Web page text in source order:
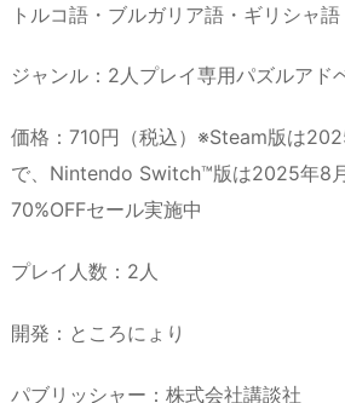
トルコ語・ブルガリア語・ギリシャ語
ジャンル：2人プレイ専用パズルアド
価格：710円（税込）※Steam版は
で、Nintendo Switch™版は2025年8月
70%OFFセール実施中
プレイ人数：2人
開発：ところにょり
パブリッシャー：株式会社講談社